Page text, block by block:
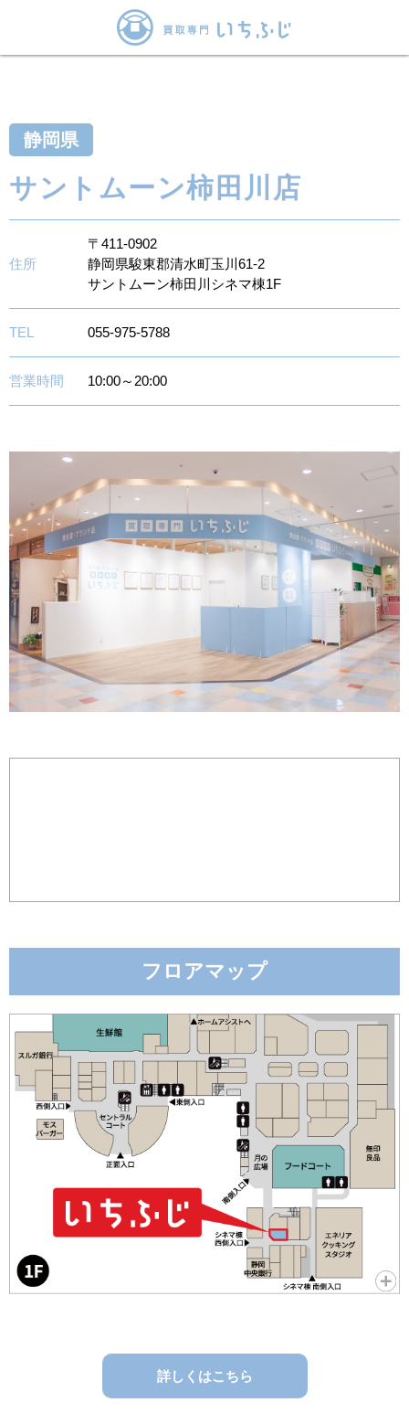
静岡県
サントムーン柿田川店
住所
〒411-0902
静岡県駿東郡清水町玉川61-2
サントムーン柿田川シネマ棟1F
TEL 055-975-5788
営業時間 10:00～20:00
フロアマップ
詳しくはこちら